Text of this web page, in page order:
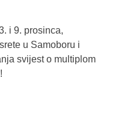
i 9. prosinca,
u Samoboru i
svijest o multiplom